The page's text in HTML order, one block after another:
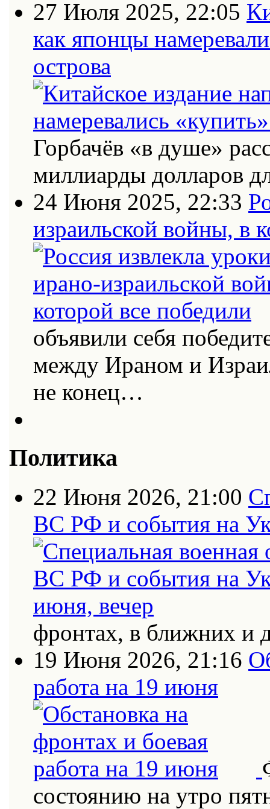
27 Июля 2025, 22:05
как японцы
острова
Горбачёв «в душе»
миллиарды долларов
24 Июня 2025, 22:33
израильской войны, в
объявили себя
между Ираном и
не конец…
Политика
22 Июня 2026, 21:00
ВС РФ и события на
фронтах, в ближних и
19 Июня 2026, 21:16
работа на 19 июня
состоянию на утро